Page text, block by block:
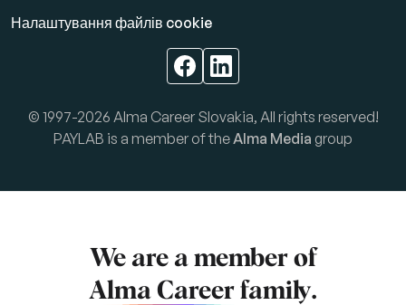
Налаштування файлів cookie
© 1997-2026 Alma Career Slovakia, All rights reserved!
PAYLAB is a member of the Alma Media group
We are a member of
Alma Career family.